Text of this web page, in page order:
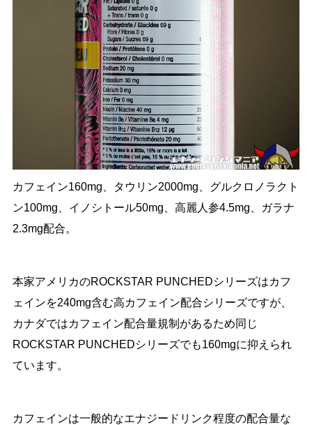
カフェイン160mg、タウリン2000mg、グルクロノラクト
ン100mg、イノシトール50mg、高麗人参4.5mg、ガラナ
2.3mg配合。
本家アメリカのROCKSTAR PUNCHEDシリーズはカフ
ェインを240mg含む高カフェイン配合シリーズですが、
カナダではカフェイン配合量規制があるため同じ
ROCKSTAR PUNCHEDシリーズでも160mgに抑えられ
ています。
カフェインは一般的なエナジードリンク程度の配合量な